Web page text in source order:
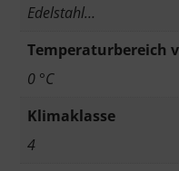
Edelstahl…
Temperaturbereich
0 °C
Klimaklasse
4